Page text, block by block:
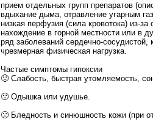
прием отдельных групп препаратов
вдыхание дыма, отравление угарным
низкая перфузия (сила кровотока) из-
нахождение в горной местности или в
ряд заболеваний сердечно-
чрезмерная физическая нагрузка.
Частые симптомы гипоксии
🙁 Слабость, быстрая утомляемость,
🙁 Одышка или удушье.
🙁 Бледность и синюшность кожи (при